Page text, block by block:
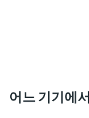
어느 기기에